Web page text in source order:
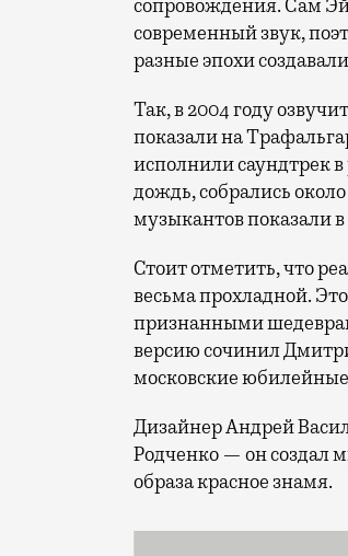
сопровождения. Сам
современный звук,
разные эпохи
Так, в 2004 году
показали на
исполнили саундтрек
дождь, собрались
музыкантов показали
Стоит отметить, что
весьма прохладной.
признанными
версию сочинил
московские
Дизайнер Андрей
Родченко — он создал
образа красное знамя.